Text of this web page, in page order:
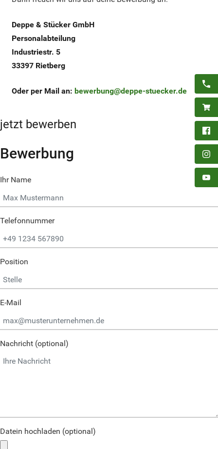
Deppe & Stücker GmbH
Personalabteilung
Industriestr. 5
33397 Rietberg
Oder per Mail an: bewerbung@deppe-stuecker.de
jetzt bewerben
Bewerbung
Ihr Name
Telefonnummer
Position
E-Mail
Nachricht (optional)
Datein hochladen (optional)